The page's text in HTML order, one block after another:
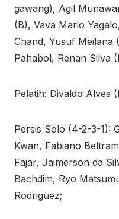
gawang), Agil
(B), Vava Mario
Chand, Yusuf Meilana
Pahabol, Renan Silva
Pelatih: Divaldo Alves
Persis Solo (4-2-3-1):
Kwan, Fabiano
Fajar, Jaimerson da
Bachdim, Ryo
Rodriguez;